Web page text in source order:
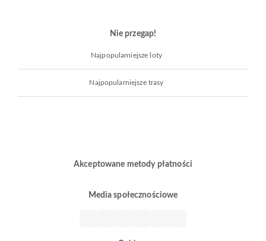
Nie przegap!
Najpopularniejsze loty
Najpopularniejsze trasy
Akceptowane metody płatności
Media społecznościowe